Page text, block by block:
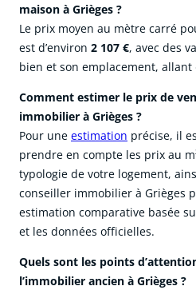
maison à Grièges ?
Le prix moyen au mètre carré
est d’environ 2 107 €, avec des
bien et son emplacement, allant
Comment estimer le prix de
immobilier à Grièges ?
Pour une estimation précise, il
prendre en compte les prix au
typologie de votre logement,
conseiller immobilier à Grièges
estimation comparative basée
et les données officielles.
Quels sont les points
l’immobilier ancien à Grièges ?